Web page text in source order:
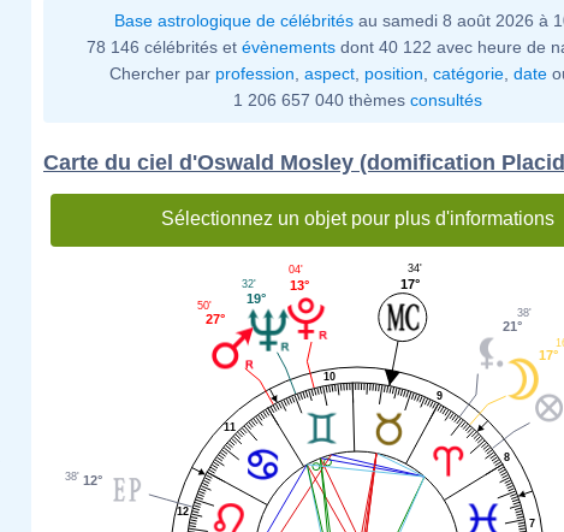
Base astrologique de célébritésau samedi 8 août 2026 à
78 146 célébrités et évènements dont 40 122 avec heure de
Chercher par profession aspect position catégorie date
1 206 657 040 thèmes consultés
Carte du ciel d'Oswald Mosley (domification
Sélectionnez un objet pour plus d'informations
7
8
9
10
11
12
17°
21°
38'
17°
34'
13°
04'
19°
32'
27°
50'
12°
38'